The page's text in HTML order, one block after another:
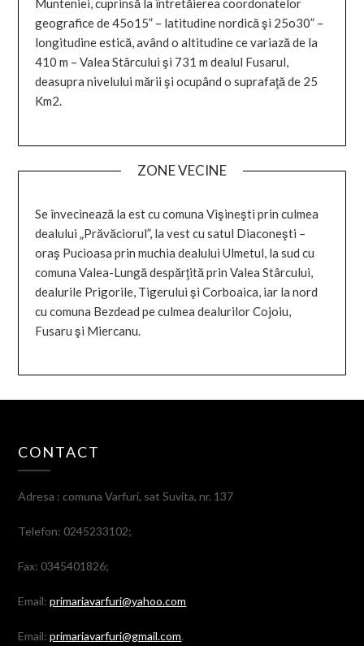
Munteniei, cuprinsă la întretăierea coordonatelor
geografice de 45o15” – latitudine nordică şi 25o30” –
longitudine estică, având o altitudine ce variază de la
410 m – Valea Stârcului şi 731 m dealul Fusarul,
deasupra nivelului mării şi ocupând o suprafaţă de 25
Km2.
ZONE VECINE
Se învecinează la est cu comuna Vişineşti prin culmea
dealului „Prăvăciorul”, la vest cu satul Diaconeşti –
oraş Pucioasa prin muchia dealului Ulmetul, la sud cu
comuna Valea-Lungă despărţită prin Valea Stârcului,
dealurile Prigorile, Tigerului şi Corboaica, iar la nord
cu comuna Bezdead pe culmea dealurilor Cojoiu,
Fusaru şi Miercanu.
CONTACT
Adresa : comuna Varfuri, sat Suvita, nr. 137
Telefon: 0245233102;
Fax: 0345401826;
Email:primariavarfuri@yahoo.com
Email:primariavarfuri@gmail.com.